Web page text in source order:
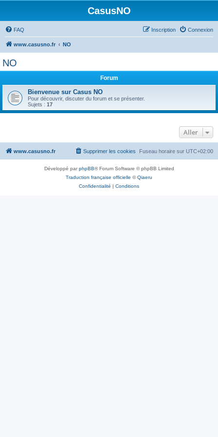
CasusNO
FAQ Connexion
Inscription
www.casusno.fr NO
NO
Forum
Bienvenue sur Casus NO
Pour découvrir, discuter du forum et se présenter.
Sujets : 17
Aller
www.casusno.fr Fuseau horaire sur UTC+02:00
Supprimer les cookies
Développé parphpBB® Forum Software © phpBB Limited
Traduction française officielle ©Qiaeru
Confidentialité | Conditions